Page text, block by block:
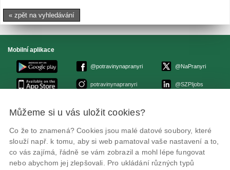
« zpět na vyhledávání
Mobilní aplikace
@potravinynapranyri
potravinynapranyri
@NaPranyri
@SZPIjobs
© Státní zemědělská a potravinářská inspekce 2026
ID datové schránky: avraiqg
IČO: 75014149, DIČ: CZ75014149
Zásady ochrany soukromí
Nastavení cookies
Můžeme si u vás uložit cookies?
Co že to znamená? Cookies jsou malé datové soubory, které
slouží např. k tomu, aby si web pamatoval vaše nastavení a to,
co vás zajímá, řádně se vám zobrazil a mohl lépe fungovat
nebo abychom jej zlepšovali. Pro ukládání různých typů